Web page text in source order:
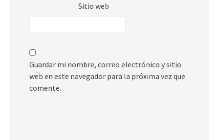
Sitio web
Guardar mi nombre, correo electrónico y sitio
web en este navegador para la próxima vez que
comente.